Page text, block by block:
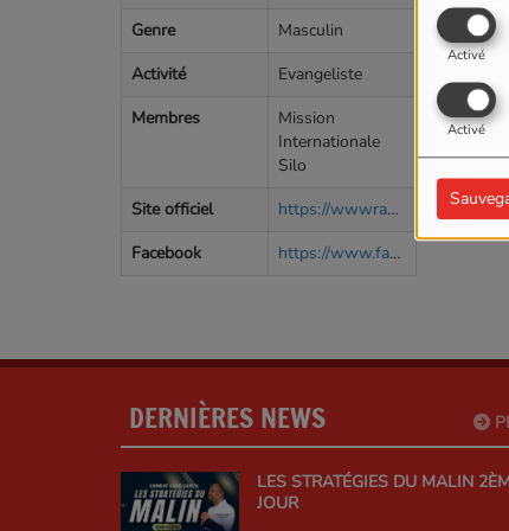
Activé
Activé
Genre
Masculin
Activité
Evangeliste
Membres
Mission
Internationale
Silo
Site officiel
https://wwwradiotelesilo.fr
Facebook
https://www.facebook.com/evangelistechristian.mayiki?locale=fr_FR
DERNIÈRES NEWS
LES STRATÉGIES DU MALIN
JOUR